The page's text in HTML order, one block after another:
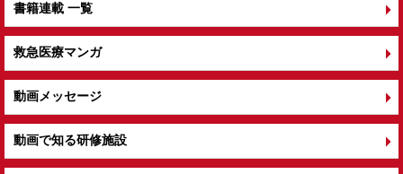
書籍連載 一覧
救急医療マンガ
動画メッセージ
動画で知る研修施設